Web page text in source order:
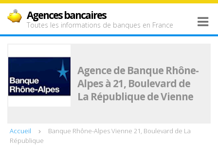
Agences bancaires
Toutes les informations de banques en France
Agence de Banque Rhône-
Alpes à 21, Boulevard de
La République de Vienne
Accueil
Banque Rhône-Alpes Vienne 21, Boulevard de La
République